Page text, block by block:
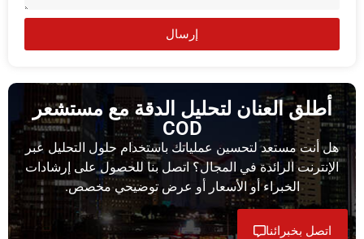
إرسال
أطلق العنان لتحليل الدقة مع مستشعر
COD
هل أنت مستعد لتحسين عملياتك باستخدام حلول التحليل عبر
الإنترنت الرائدة في المجال؟ اتصل بنا للحصول على إرشادات
الخبراء أو الأسعار أو عرض توضيحي مخصص.
اتصل بخبرائنا